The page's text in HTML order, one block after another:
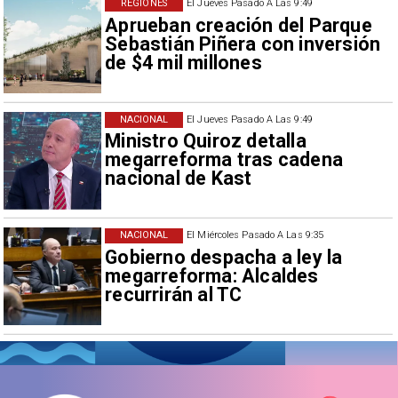
El Jueves Pasado A Las 9:49
Aprueban creación del Parque
Sebastián Piñera con inversión
de $4 mil millones
REGIONES
El Jueves Pasado A Las 9:49
Ministro Quiroz detalla
megarreforma tras cadena
nacional de Kast
NACIONAL
El Miércoles Pasado A Las 9:35
Gobierno despacha a ley la
megarreforma: Alcaldes
recurrirán al TC
NACIONAL